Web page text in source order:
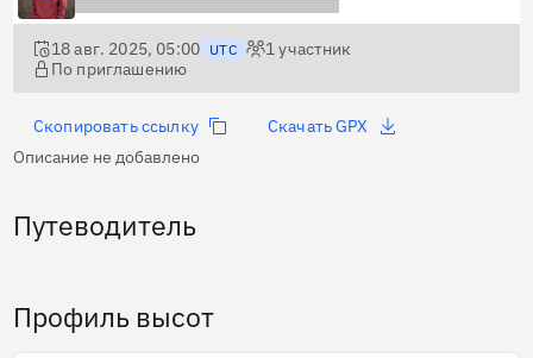
18 авг. 2025, 05:00 UTC 1участник
По приглашению
Скопировать ссылку
Скачать GPX
Описание не добавлено
Путеводитель
Профиль высот